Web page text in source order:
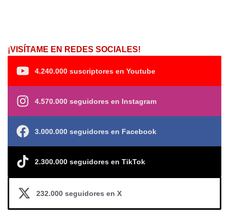
¡VISÍTAME EN REDES SOCIALES!
4.240.000 suscriptores en Youtube
4.570.000 seguidores en Instagram
3.000.000 seguidores en Facebook
2.300.000 seguidores en TikTok
232.000 seguidores en X